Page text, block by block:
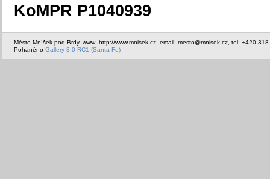
KoMPR P1040939
Město Mníšek pod Brdy, www: http://www.mnisek.cz, email: mesto@mnisek.cz, tel: +420
Poháněno Gallery 3.0 RC1 (Santa Fe)